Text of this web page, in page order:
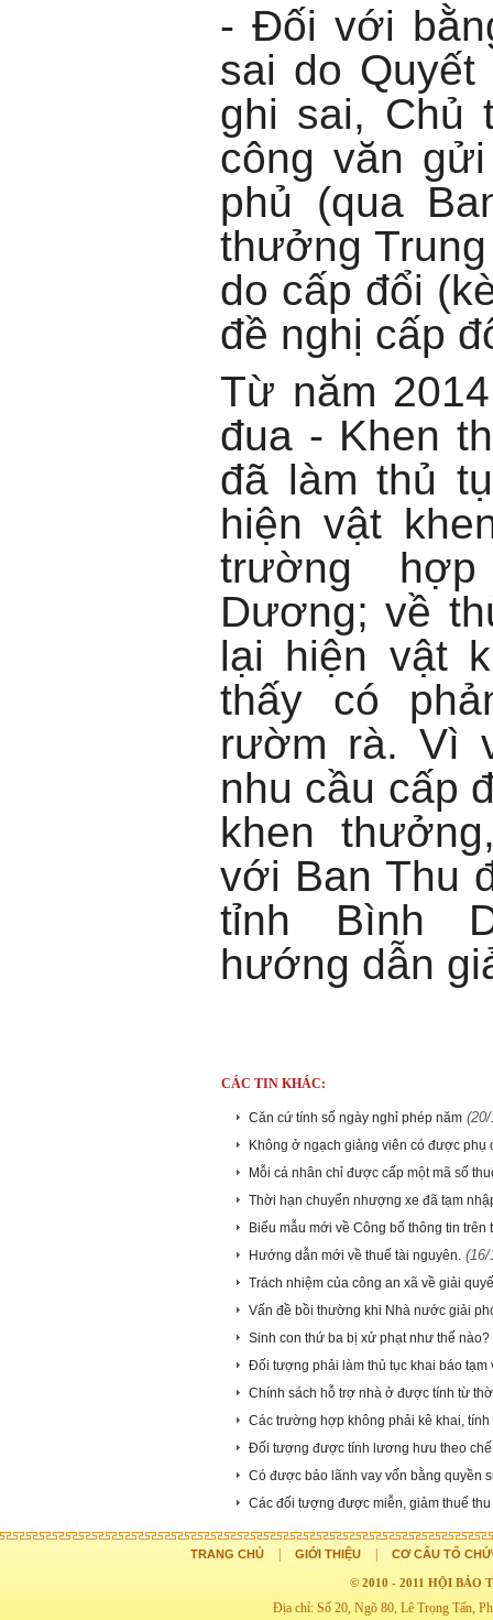
- Đối với
sai do
ghi sai, Chủ
công văn
phủ (qua
thưởng
do cấp đổi
đề nghị cấp
Từ năm
đua - Khen
đã làm thủ
hiện vật
trường
Dương; về
lại hiện vật
thấy có
rườm rà. Vì
nhu cầu cấp
khen
với Ban Thu
tỉnh Bình
hướng dẫn
CÁC TIN KHÁC:
Căn cứ tính số ngày nghỉ phép năm
Không ở ngạch giảng viên có được phụ
Mỗi cá nhân chỉ được cấp một mã số
Thời hạn chuyển nhượng xe đã tạm
Biểu mẫu mới về Công bố thông tin
Hướng dẫn mới về thuế tài nguyên. (16/
Trách nhiệm của công an xã về giải
Vấn đề bồi thường khi Nhà nước giải
Sinh con thứ ba bị xử phạt như thế nào?
Đối tượng phải làm thủ tục khai báo tạm
Chính sách hỗ trợ nhà ở được tính từ
Các trường hợp không phải kê khai,
Đối tượng được tính lương hưu theo
Có được bảo lãnh vay vốn bằng quyền
Các đối tượng được miễn, giảm thuế
TRANG CHỦ GIỚI THIỆU CƠ CẤU TỔ
© 2010 - 2011 HỘI BẢO
Địa chỉ: Số 20, Ngõ 80, Lê Trọng Tấn,